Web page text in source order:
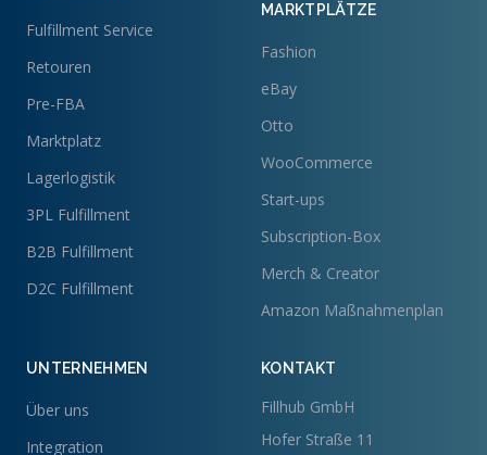
Fulfillment Service
Retouren
Pre-FBA
Marktplatz
Lagerlogistik
3PL Fulfillment
B2B Fulfillment
D2C Fulfillment
MARKTPLÄTZE
Fashion
eBay
Otto
WooCommerce
Start-ups
Subscription-Box
Merch & Creator
Amazon Maßnahmenplan
UNTERNEHMEN
Über uns
Integration
KONTAKT
Fillhub GmbH
Hofer Straße 11